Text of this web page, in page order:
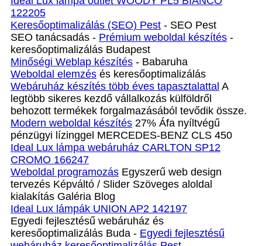
122205
Keresőoptimalizálás (SEO) Pest - SEO Pest
SEO tanácsadás - Prémium weboldal készítés -
keresőoptimalizálás Budapest
Minőségi Weblap készítés - Babaruha
Weboldal elemzés és keresőoptimalizálás
Webáruház készítés több éves tapasztalattal A
legtöbb sikeres kezdő vállalkozás külföldről
behozott termékek forgalmazásából tevődik össze.
Modern weboldal készítés 27% Áfa nyíltvégű
pénzügyi lízinggel MERCEDES-BENZ CLS 450
Ideal Lux lámpa webáruház CARLTON SP12
CROMO 166247
Weboldal programozás Egyszerű web design
tervezés Képváltó / Slider Szöveges aloldal
kialakítás Galéria Blog
Ideal Lux lámpák UNION AP2 142197
Egyedi fejlesztésű webáruház és
keresőoptimalizálás Buda - Egyedi fejlesztésű